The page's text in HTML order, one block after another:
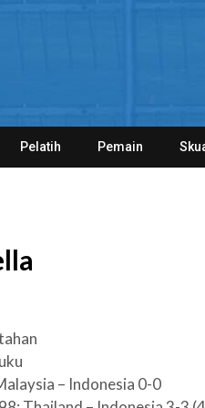
Pelatih Pemain
– Indonesia 0-0